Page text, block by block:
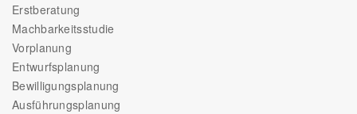
Erstberatung
Machbarkeitsstudie
Vorplanung
Entwurfsplanung
Bewilligungsplanung
Ausführungsplanung